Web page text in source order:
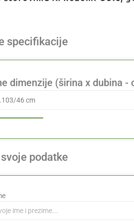
specifikacije
dimenzije (širina x dubina -
podatke